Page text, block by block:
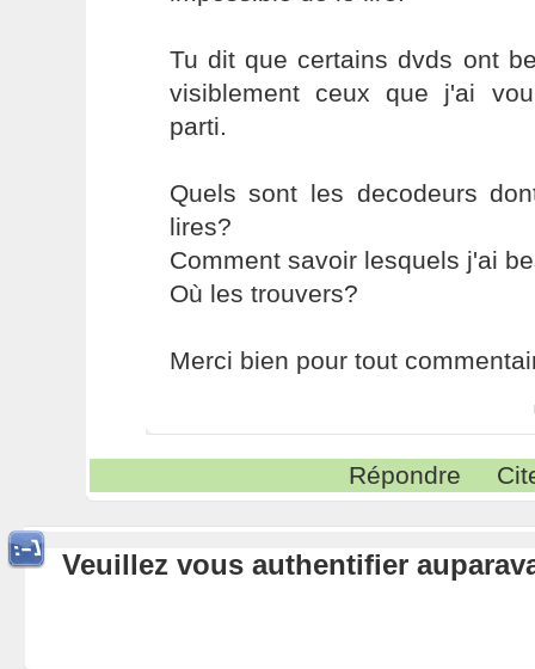
Tu dit que certains dvds ont
visiblement ceux que j'ai
parti.
Quels sont les decodeurs
lires?
Comment savoir lesquels j'ai
Où les trouvers?
Merci bien pour tout
Répondre
Veuillez vous authentifier